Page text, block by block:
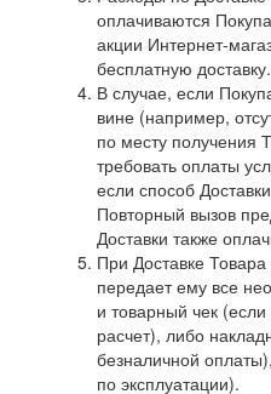
оплачиваются
акции Интернет-
бесплатную доставку.
В случае, если
вине (например,
по месту получения
требовать оплаты
если способ
Повторный вызов
Доставки также
При Доставке
передает ему все
и товарный чек
расчет), либо
безналичной
по эксплуатации).